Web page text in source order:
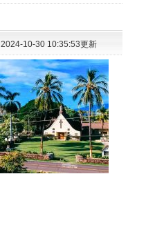
2024-10-30 10:35:53更新